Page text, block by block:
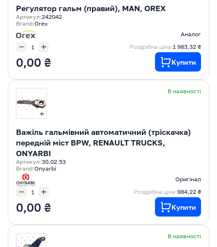
Регулятор гальм (правий), MAN, OREX
Артикул:242042
Brand:Orex
Аналог
Роздрібна ціна:1 983,32 ₴
0,00 ₴ Купити
В наявності
Важіль гальмівний автоматичний (тріскачка)
передній міст BPW, RENAULT TRUCKS,
ONYARBI
Артикул:30.02.53
Brand:Onyarbi
Оригінал
Роздрібна ціна:984,22 ₴
0,00 ₴ Купити
В наявності